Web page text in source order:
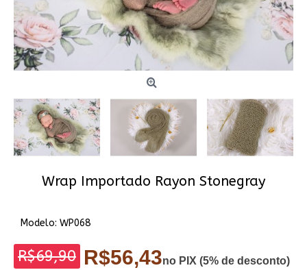
Wrap Importado Rayon Stonegray
Modelo: WP068
R$69,90 R$56,43no PIX (5% de desconto)